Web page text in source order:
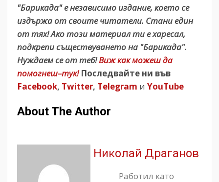
"Барикада" е независимо издание, което се
издържа от своите читатели. Стани един
от тях! Ако този материал ти е харесал,
подкрепи съществуването на "Барикада".
Нуждаем се от теб!Виж как можеш да
помогнеш–тук! Последвайте ни във
Facebook, Twitter, Telegram и YouTube
About The Author
Николай Драганов
Работил като